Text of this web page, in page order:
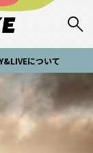
について